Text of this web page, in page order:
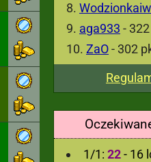
aga933 -
ZaO- 302
1/1: 22- 16